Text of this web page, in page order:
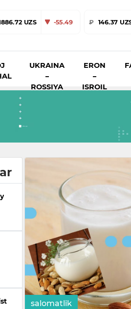
UZS -55.49 ₽ 146.37
UKRAINA
–
ROSSIYA
ERON
–
ISROIL
salomatlik